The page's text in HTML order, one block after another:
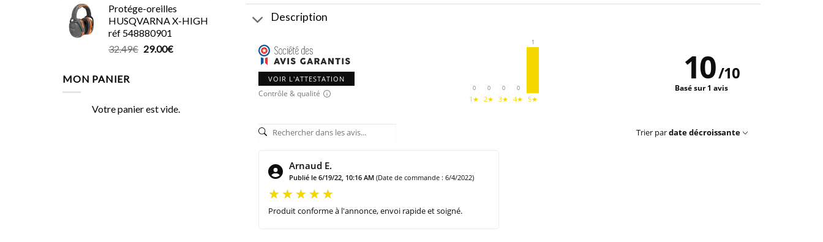
initial
était :
999.00€.
est :
Protége-oreilles
HUSQVARNA X-HIGH
réf 548880901
32.49€ Le
29.00€Le
MON PANIER
Votre panier est vide.
Description
VOIR L'ATTESTATION
Contrôle & qualité
0
1★
0
2★
0
3★
0
4★
1
5★
10/10
Basé sur 1 avis
Trier pardate décroissante
Arnaud E.
Publié le 6/19/22, 10:16 AM (Date de commande : 6/4/2022)
Produit conforme à l'annonce, envoi rapide et soigné.